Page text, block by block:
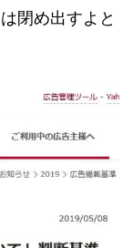
閉め出すよと